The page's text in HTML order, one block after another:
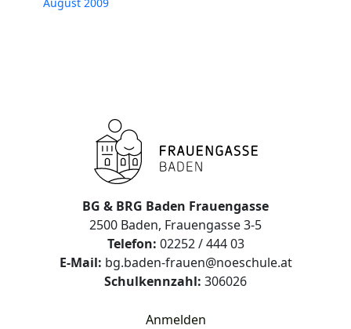
BG & BRG Baden Frauengasse
2500 Baden, Frauengasse 3-5
Telefon: 02252 / 444 03
E-Mail: bg.baden-frauen@noeschule.at
Schulkennzahl: 306026
Anmelden